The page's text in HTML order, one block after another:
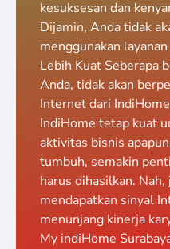
kesuksesan dan
Dijamin, Anda tidak
menggunakan
Lebih Kuat Seberapa
Anda, tidak akan
Internet dari
IndiHome tetap kuat
aktivitas bisnis
tumbuh, semakin
harus dihasilkan.
mendapatkan sinyal
menunjang kinerja
My indiHome